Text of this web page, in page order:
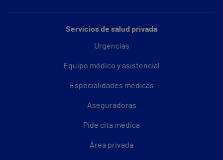
Servicios de salud privada
Urgencias
Equipo médico y asistencial
Especialidades médicas
Aseguradoras
Pide cita médica
Área privada